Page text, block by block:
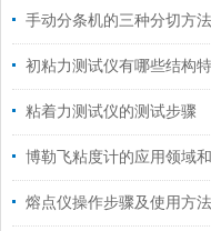
手动分条机的三种分切方
初粘力测试仪有哪些结构
粘着力测试仪的测试步骤
熔点仪操作步骤及使用方法